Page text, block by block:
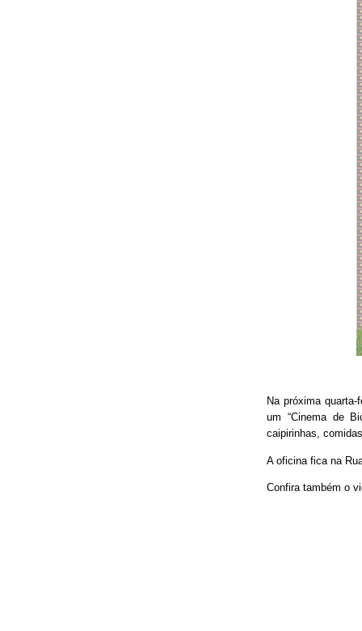
Na próxima
um “Cinema de
caipirinhas,
A oficina fica na
Confira também o